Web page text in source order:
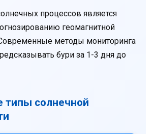
процессов является
геомагнитной
методы мониторинга
бури за 1-3 дня до
типы солнечной